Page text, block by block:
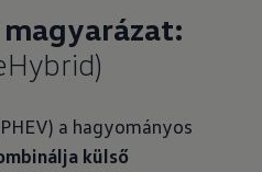
a hagyományos
külső